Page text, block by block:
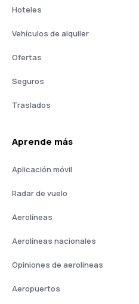
Hoteles
Vehículos de alquiler
Ofertas
Seguros
Traslados
Aprende más
Aplicación móvil
Radar de vuelo
Aerolíneas
Aerolíneas nacionales
Opiniones de aerolíneas
Aeropuertos